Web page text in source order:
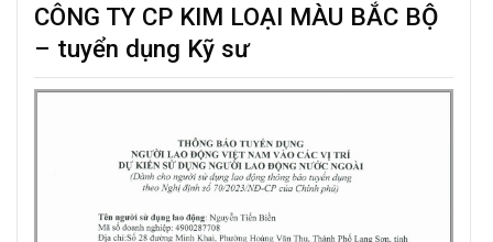
CÔNG TY CP KIM LOẠI MÀU BẮC BỘ
– tuyển dụng Kỹ sư